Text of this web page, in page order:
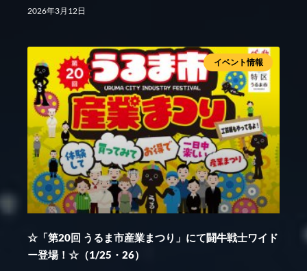
2026年3月12日
イベント情報
☆「第20回 うるま市産業まつり」にて闘牛戦士ワイド
ー登場！☆（1/25・26）